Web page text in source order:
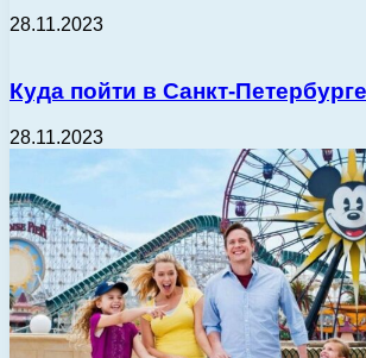
28.11.2023
Куда пойти в Санкт-Петербурге
28.11.2023